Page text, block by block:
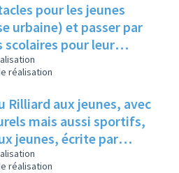
pour les jeunes
urbaine) et passer par
pour leur
réalisation
Rilliard aux jeunes, avec
mais aussi sportifs,
jeunes, écrite par
fréquentant l'espace
réalisation